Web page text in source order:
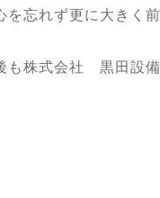
忘れず更に大きく前
株式会社 黒田設備
表取